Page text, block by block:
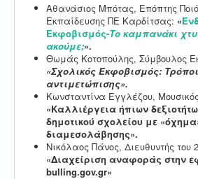
Αθανάσιος Μπότας, Επόπτης
Εκπαίδευσης ΠΕ Καρδίτσας: «
Εκφοβισμός-Το καμπανάκι
ακούμε;».
Θωμάς Κοτοπούλης, Σύμβουλος
«Σχολικός Εκφοβισμός:
αντιμετώπισης».
Κωνσταντίνα Εγγλέζου,
«Καλλιέργεια ήπιων
δημοτικού σχολείου με
διαμεσολάβησης».
Νικόλαος Πάνος, Διευθυντής του 2
«Διαχείριση αναφοράς στην
bulling.gov.gr»